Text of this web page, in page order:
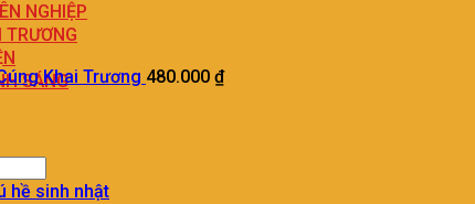
NGHIỆP
TRƯƠNG
SÁNGKhai Trương 480.000 ₫
hề sinh nhật